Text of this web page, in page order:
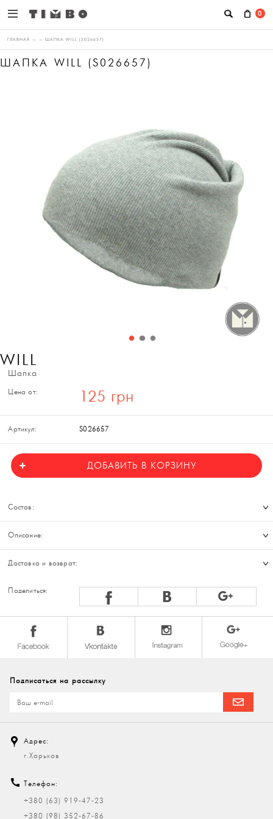
0
ГЛАВНАЯ → → ШАПКА WILL (S026657)
ШАПКА WILL (S026657)
WILL
Шапка
Цена от: 125 грн
Артикул: S026657
ДОБАВИТЬ В КОРЗИНУ
Состав:
Описание:
Доставка и возврат:
Поделиться:
Подписаться на рассылку
Адрес:
г.Харьков
Телефон:
+380 (63) 919-47-23
+380 (98) 352-67-86